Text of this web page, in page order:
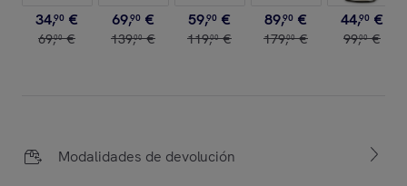
34,90 €
69,00 €
69,90 €
139,00 €
59,90 €
119,00 €
89,90 €
179,00 €
44,90 €
99,00 €
Modalidades de devolución